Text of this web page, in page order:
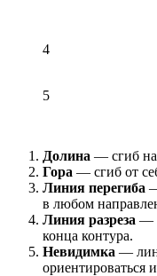
4
5
Долина — сгиб на
Гора — сгиб от
Линия перегиба
в любом
Линия разреза —
конца контура.
Невидимка —
ориентироваться